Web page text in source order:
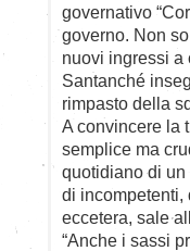
governativo
governo. Non
nuovi ingressi a
Santanché
rimpasto della
A convincere la
semplice ma
quotidiano di
di incompetenti,
eccetera, sale
“Anche i sassi